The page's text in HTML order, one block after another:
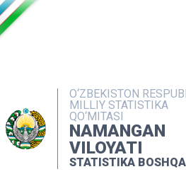
O‘ZBEKISTON
MILLIY STATISTIKA
QO‘MITASI
NAMANGAN
VILOYATI
STATISTIKA
NASHRLAR
INTERAKTIV
MATBUOT